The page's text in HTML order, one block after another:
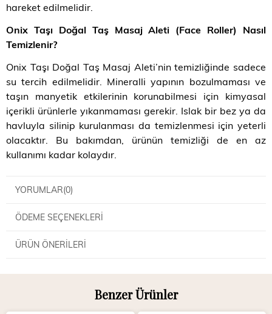
hareket edilmelidir.
Onix Taşı Doğal Taş Masaj Aleti (Face Roller) Nasıl
Temizlenir?
Onix Taşı Doğal Taş Masaj Aleti’nin temizliğinde sadece
su tercih edilmelidir. Mineralli yapının bozulmaması ve
taşın manyetik etkilerinin korunabilmesi için kimyasal
içerikli ürünlerle yıkanmaması gerekir. Islak bir bez ya da
havluyla silinip kurulanması da temizlenmesi için yeterli
olacaktır. Bu bakımdan, ürünün temizliği de en az
kullanımı kadar kolaydır.
YORUMLAR(0)
ÖDEME SEÇENEKLERI
ÜRÜN ÖNERILERI
Benzer Ürünler